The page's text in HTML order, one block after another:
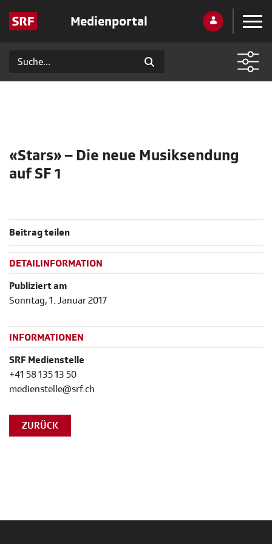
Medienportal
«Stars» – Die neue Musiksendung
auf SF 1
Beitrag teilen
DETAILINFORMATION
Publiziert am
Sonntag, 1. Januar 2017
INFORMATIONEN
SRF Medienstelle
+41 58 135 13 50
medienstelle@srf.ch
ZURÜCK